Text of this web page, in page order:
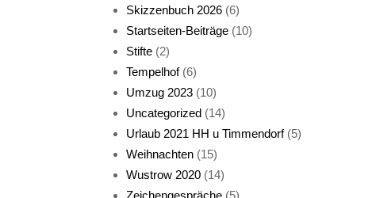
KatzenFenster
Skizzenbuch 2026(6)
Startseiten-Beiträge(10)
Stifte(2)
Tempelhof(6)
Umzug 2023(10)
Uncategorized(14)
Urlaub 2021 HH u Timmendorf(5)
Weihnachten(15)
Wustrow 2020(14)
Zeichengespräche(5)